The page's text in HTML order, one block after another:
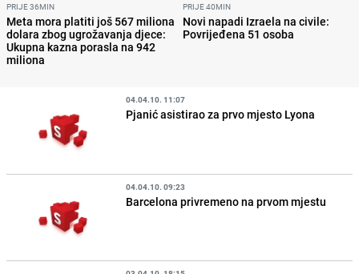
PRIJE 36MIN
Meta mora platiti još 567 miliona
dolara zbog ugrožavanja djece:
Ukupna kazna porasla na 942
miliona
PRIJE 40MIN
Novi napadi Izraela na civile:
Povrijeđena 51 osoba
04.04.10. 11:07
Pjanić asistirao za prvo mjesto Lyona
04.04.10. 09:23
Barcelona privremeno na prvom mjestu